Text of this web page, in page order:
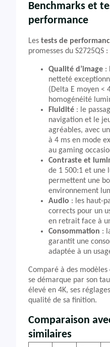
Benchmarks et
performance
Les tests de
promesses du S2725QS :
Qualité d’image :
netteté
(Delta E moyen <
homogénéité
Fluidité : le
navigation et le
agréables, avec
à 4 ms en mode
au gaming
Contraste et
de 1 500:1 et une
permettent une
environnement
Audio : les haut-
corrects pour un
en retrait face à
Consommation :
garantit une
adaptée à un
Comparé à des modèles
se démarque par son
élevé en 4K, ses
qualité de sa finition.
Comparaison
similaires